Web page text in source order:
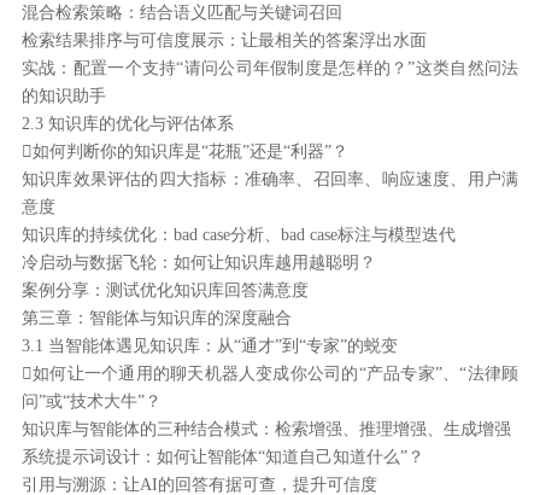
混合检索策略：结合语义匹配与关键词召回
检索结果排序与可信度展示：让最相关的答案浮出水面
实战：配置一个支持“请问公司年假制度是怎样的？”这类自然问法
的知识助手
2.3 知识库的优化与评估体系
如何判断你的知识库是“花瓶”还是“利器”？
知识库效果评估的四大指标：准确率、召回率、响应速度、用户满
意度
知识库的持续优化：bad case分析、bad case标注与模型迭代
冷启动与数据飞轮：如何让知识库越用越聪明？
案例分享：测试优化知识库回答满意度
第三章：智能体与知识库的深度融合
3.1 当智能体遇见知识库：从“通才”到“专家”的蜕变
如何让一个通用的聊天机器人变成你公司的“产品专家”、“法律顾
问”或“技术大牛”？
知识库与智能体的三种结合模式：检索增强、推理增强、生成增强
系统提示词设计：如何让智能体“知道自己知道什么”？
引用与溯源：让AI的回答有据可查，提升可信度